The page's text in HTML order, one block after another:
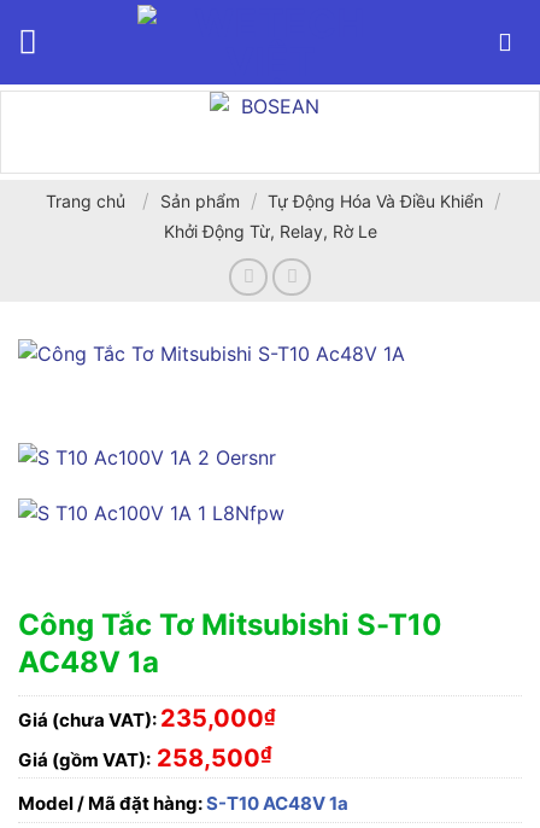
Trang chủ / Sản phẩm / Tự Động Hóa Và Điều Khiển /
Khởi Động Từ, Relay, Rờ Le
Công Tắc Tơ Mitsubishi S-T10
AC48V 1a
Giá (chưa VAT): 235,000₫
Giá (gồm VAT): 258,500₫
Model / Mã đặt hàng:S-T10 AC48V 1a